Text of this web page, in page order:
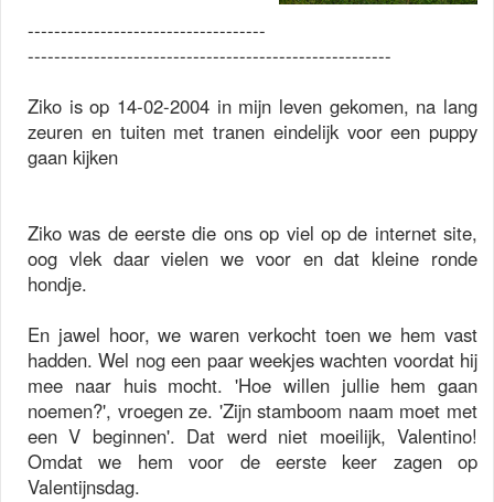
------------------------------------
-------------------------------------------------------
Ziko is op 14-02-2004 in mijn leven gekomen, na lang
zeuren en tuiten met tranen eindelijk voor een puppy
gaan kijken
Ziko was de eerste die ons op viel op de internet site,
oog vlek daar vielen we voor en dat kleine ronde
hondje.
En jawel hoor, we waren verkocht toen we hem vast
hadden. Wel nog een paar weekjes wachten voordat hij
mee naar huis mocht. 'Hoe willen jullie hem gaan
noemen?', vroegen ze. 'Zijn stamboom naam moet met
een V beginnen'. Dat werd niet moeilijk, Valentino!
Omdat we hem voor de eerste keer zagen op
Valentijnsdag.